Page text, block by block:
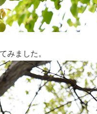
みました。